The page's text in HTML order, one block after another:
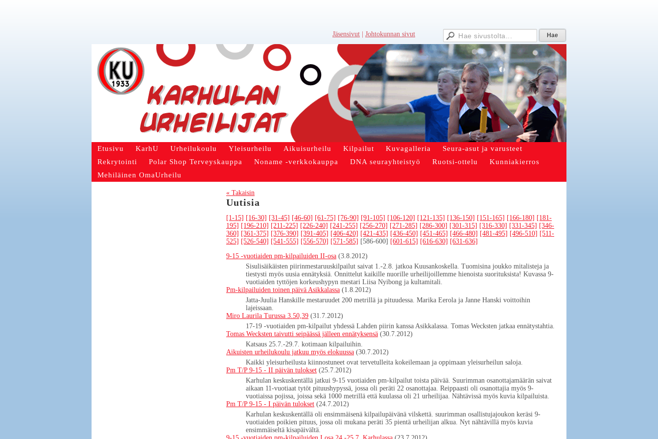
Jäsensivut Johtokunnan sivut
Etusivu KarhU Urheilukoulu Yleisurheilu Aikuisurheilu Kilpailut Kuvagalleria
Seura-asut ja varusteet
Rekrytointi
Polar Shop Terveyskauppa Noname -verkkokauppa DNA seurayhteistyö Ruotsi-ottelu
Kunniakierros
Mehiläinen OmaUrheilu
« Takaisin
Uutisia
[1-15] [16-30] [31-45] [46-60] [61-75] [76-90] [91-105] [106-120] [121-135] [136-150] [151-165] [166-180] [181-
195] [196-210] [211-225] [226-240] [241-255] [256-270] [271-285] [286-300] [301-315] [316-330] [331-345] [346-
360] [361-375] [376-390] [391-405] [406-420] [421-435] [436-450] [451-465] [466-480] [481-495] [496-510] [511-
525] [526-540] [541-555] [556-570] [571-585] [586-600] [601-615] [616-630] [631-636]
9-15 -vuotiaiden pm-kilpailuiden II-osa (3.8.2012)
Sisulisäikäisten piirinmestaruuskilpailut saivat 1.-2.8. jatkoa Kuusankoskella. Tuomisina joukko mitalisteja ja
tiestysti myös uusia ennätyksiä. Onnittelut kaikille nuorille urheilijoillemme hienoista suorituksista! Kuvassa 9-
vuotiaiden tyttöjen korkeushypyn mestari Liisa Nyibong ja kultamitali.
Pm-kilpailuiden toinen päivä Asikkalassa (1.8.2012)
Jatta-Juulia Hanskille mestaruudet 200 metrillä ja pituudessa. Marika Eerola ja Janne Hanski voittoihin
lajeissaan.
Miro Laurila Turussa 3.50,39 (31.7.2012)
17-19 -vuotiaiden pm-kilpailut yhdessä Lahden piirin kanssa Asikkalassa. Tomas Wecksten jatkaa ennätystahtia.
Tomas Wecksten taivutti seipäässä jälleen ennätyksensä (30.7.2012)
Katsaus 25.7.-29.7. kotimaan kilpailuihin.
Aikuisten urheilukoulu jatkuu myös elokuussa (30.7.2012)
Kaikki yleisurheilusta kiinnostuneet ovat tervetulleita kokeilemaan ja oppimaan yleisurheilun saloja.
Pm T/P 9-15 - II päivän tulokset (25.7.2012)
Karhulan keskuskentällä jatkui 9-15 vuotiaiden pm-kilpailut toista päivää. Suurimman osanottajamäärän saivat
aikaan 11-vuotiaat tytöt pituushypyssä, jossa oli peräti 22 osanottajaa. Reippaasti oli osanottajia myös 9-
vuotiaissa pojissa, joissa sekä 1000 metrillä että kuulassa oli 21 urheilijaa. Nähtävissä myös kuvia kilpailuista.
Pm T/P 9-15 - I päivän tulokset (24.7.2012)
Karhulan keskuskentällä oli ensimmäisenä kilpailupäivänä vilskettä. suurimman osallistujajoukon keräsi 9-
vuotiaiden poikien pituus, jossa oli mukana peräti 35 pientä urheilijan alkua. Nyt nähtävillä myös kuvia
ensimmäiseltä kisapäivältä.